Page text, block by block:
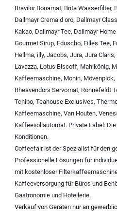
Bravilor Bonamat, Brita Wasserfilter,
Dallmayr Crema d oro, Dallmayr
Kakao, Dallmayr Tee, Dallmayr
Gourmet Sirup, Eduscho, Eilles Tee,
Hellma, illy, Jacobs, Jura, Jura Claris,
Lavazza, Lotus Biscoff, Mahlkönig,
Kaffeemaschine, Monin, Mövenpick,
Rheavendors Servomat, Ronnefeldt
Tchibo, Teahouse Exclusives,
Kaffeemaschine, Van Houten,
Kaffeevollautomat. Private Label:
Konditionen.
Coffeefair ist der Spezialist für den
Professionelle Lösungen für
mit kostenloser
Kaffeeversorgung für Büros und
Gastronomie und Hotellerie.
Verkauf von Geräten nur an